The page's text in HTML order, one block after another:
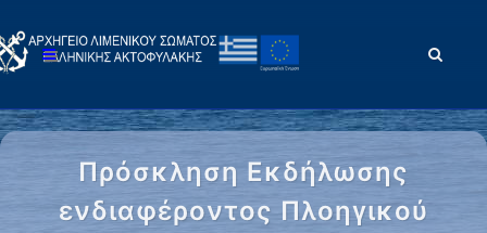
Πρόσκληση Εκδήλωσης
ενδιαφέροντος Πλοηγικού